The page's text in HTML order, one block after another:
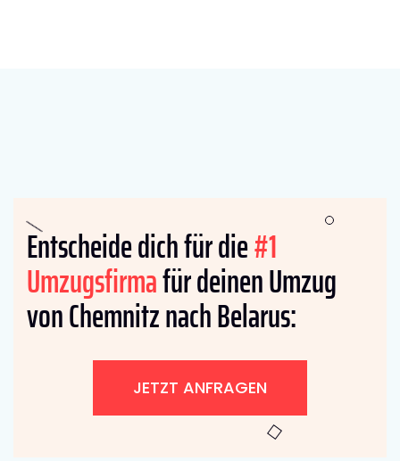
Entscheide dich für die#1
Umzugsfirmafür deinen Umzug
von Chemnitz nach Belarus:
JETZT ANFRAGEN